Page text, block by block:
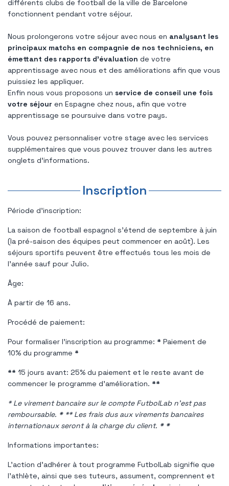
différents clubs de football de la ville de Barcelone
fonctionnent pendant votre séjour.
Nous prolongerons votre séjour avec nous en analysant les
principaux matchs en compagnie de nos techniciens, en
émettant des rapports d'évaluation de votre
apprentissage avec nous et des améliorations afin que vous
puissiez les appliquer.
Enfin nous vous proposons un service de conseil une fois
votre séjour en Espagne chez nous, afin que votre
apprentissage se poursuive dans votre pays.
Vous pouvez personnaliser votre stage avec les services
supplémentaires que vous pouvez trouver dans les autres
onglets d'informations.
Inscription
Période d'inscription:
La saison de football espagnol s'étend de septembre à juin
(la pré-saison des équipes peut commencer en août). Les
séjours sportifs peuvent être effectués tous les mois de
l'année sauf pour Julio.
Âge:
À partir de 16 ans.
Procédé de paiement:
Pour formaliser l'inscription au programme: * Paiement de
10% du programme *
** 15 jours avant: 25% du paiement et le reste avant de
commencer le programme d'amélioration. **
* Le virement bancaire sur le compte FutbolLab n'est pas
remboursable. *** Les frais dus aux virements bancaires
internationaux seront à la charge du client. * *
Informations importantes:
L'action d'adhérer à tout programme FutbolLab signifie que
l'athlète, ainsi que ses tuteurs, assument, comprennent et